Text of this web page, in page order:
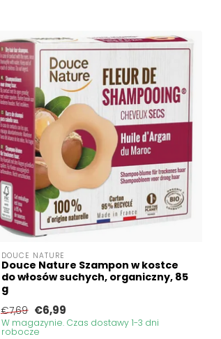
DOUCE NATURE
Douce Nature Szampon w kostce
do włosów suchych, organiczny, 85
g
€7,69 €6,99
W magazynie. Czas dostawy 1-3 dni
robocze